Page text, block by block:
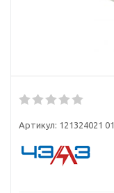
Артикул: 121324021 01